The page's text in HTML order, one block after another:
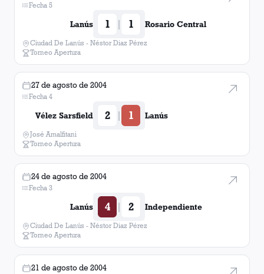
Fecha 5
Lanús 1 | 1 Rosario Central
Ciudad De Lanús - Néstor Diaz Pérez
Torneo Apertura
27 de agosto de 2004
Fecha 4
Vélez Sarsfield 2 | 1 Lanús
José Amalfitani
Torneo Apertura
24 de agosto de 2004
Fecha 3
Lanús 4 | 2 Independiente
Ciudad De Lanús - Néstor Diaz Pérez
Torneo Apertura
21 de agosto de 2004